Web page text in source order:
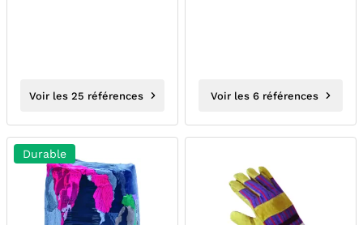
Voir les 25 références Voir les 6 références
Durable